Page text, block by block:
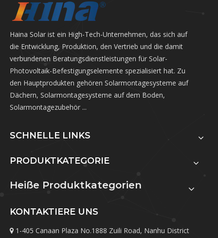
Haina Solar ist ein High-Tech-Unternehmen, das sich auf
die Entwicklung, Produktion, den Vertrieb und die damit
verbundenen Beratungsdienstleistungen für Solar-
Photovoltaik-Befestigungselemente spezialisiert hat. Zu
den Hauptprodukten gehören Solarmontagesysteme auf
Dächern, Solarmontagesysteme auf dem Boden,
Solarmontagezubehör ...
SCHNELLE LINKS
PRODUKTKATEGORIE
Heiße Produktkategorien
KONTAKTIERE UNS
 1-405 Canaan Plaza No.1888 Zuili Road, Nanhu District